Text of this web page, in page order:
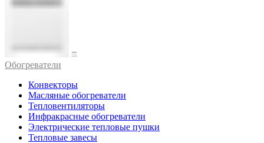
Обогреватели
Конвекторы
Масляные обогреватели
Тепловентиляторы
Инфракрасные обогреватели
Электрические тепловые пушки
Тепловые завесы